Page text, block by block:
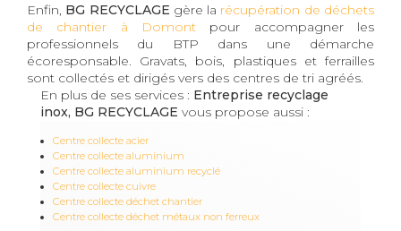
Enfin, BG RECYCLAGE gère la récupération de déchets
de chantier à Domont pour accompagner les
professionnels du BTP dans une démarche
écoresponsable. Gravats, bois, plastiques et ferrailles
sont collectés et dirigés vers des centres de tri agréés.
En plus de ses services : Entreprise recyclage
inox, BG RECYCLAGE vous propose aussi :
Centre collecte acier
Centre collecte aluminium
Centre collecte aluminium recyclé
Centre collecte cuivre
Centre collecte déchet chantier
Centre collecte déchet métaux non ferreux